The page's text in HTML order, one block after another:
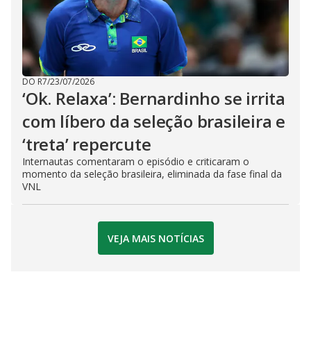
DO R7/23/07/2026
‘Ok. Relaxa’: Bernardinho se irrita
com líbero da seleção brasileira e
‘treta’ repercute
Internautas comentaram o episódio e criticaram o
momento da seleção brasileira, eliminada da fase final da
VNL
VEJA MAIS NOTÍCIAS